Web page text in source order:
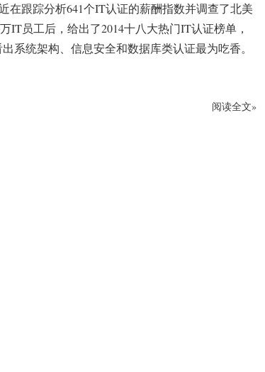
近在跟踪分析641个IT认证的薪酬指数并调查了北美
IT员工后，给出了2014十八大热门IT认证榜单，
系统架构、信息安全和数据库类认证最为吃香。
阅读全文»